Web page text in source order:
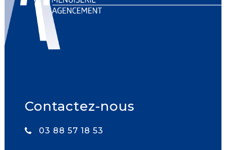
Contactez-nous
03 88 57 18 53